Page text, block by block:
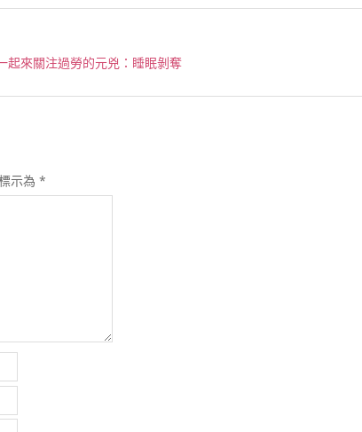
起來關注過勞的元兇：睡眠剝奪
示為 *